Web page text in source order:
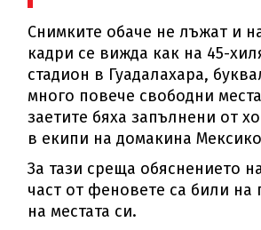
Снимките обаче не лъжат и
кадри се вижда как на 45-
стадион в Гуадалахара,
много повече свободни
заетите бяха запълнени от
в екипи на домакина
За тази среща обяснението
част от феновете са били на
на местата си.